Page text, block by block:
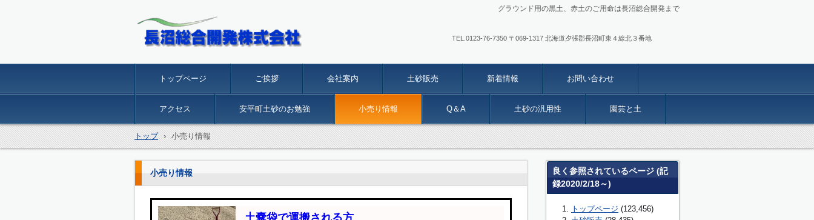
グラウンド用の黒土、赤土のご用命は長沼総合開発まで
TEL. 0123-76-7350 〒069-1317 北海道夕張郡長沼町東４線北３番地
トップページ ご挨拶 会社案内 土砂販売 新着情報 お問い合わせ
アクセス 安平町土砂のお勉強 小売り情報 Q＆A 土砂の汎用性 園芸と土
トップ › 小売り情報
小売り情報
土嚢袋で運搬される方
良く参照されているページ (記
録2020/2/18～)
トップページ (123,456)